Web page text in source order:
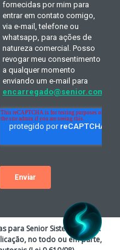
Senior Sistemas S.A. A
no todo ou em parte,